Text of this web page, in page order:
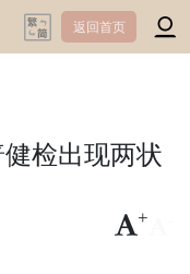
返回首页
检出现两状
+